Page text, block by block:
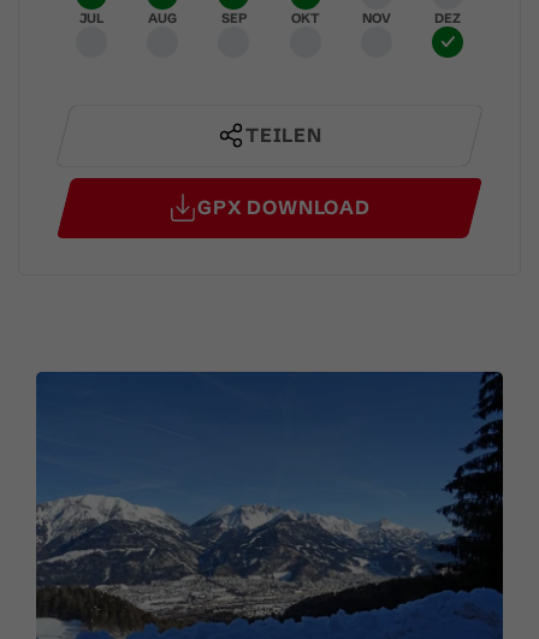
JUL AUG SEP OKT NOV DEZ
TEILEN
GPX DOWNLOAD